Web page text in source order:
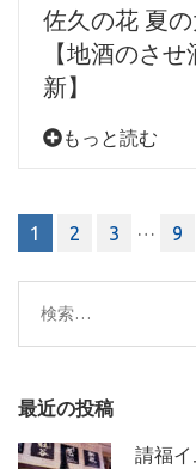
佐久の花 夏
【地酒のさ
新】
もっと読む
投
稿
ナ
ビ
ゲ
シ
ョ
ン
1 2 3 … 9
検
索:
最近の投稿
請福